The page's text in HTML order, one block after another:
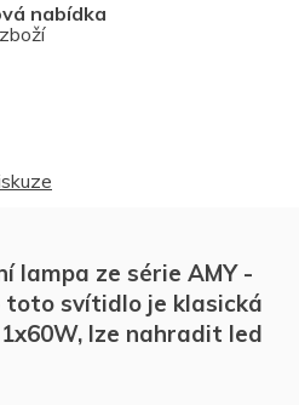
nabídka
lampa ze série AMY -
toto svítidlo je klasická
lze nahradit led